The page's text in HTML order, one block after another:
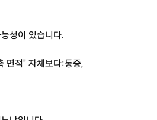
성이 있습니다.
면적” 자체보다:통증,